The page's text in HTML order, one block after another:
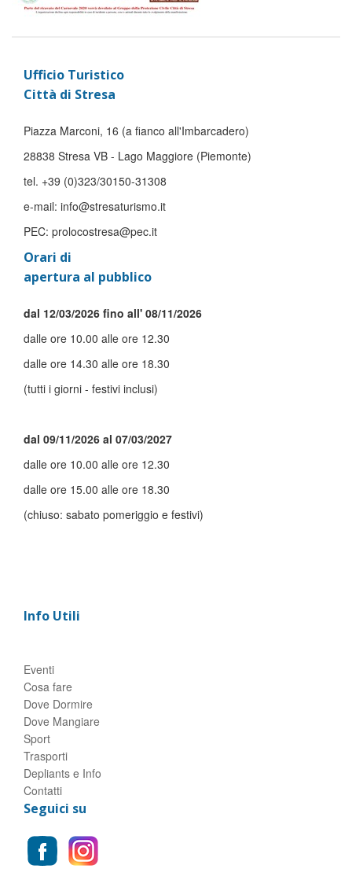
Ufficio Turistico
Città di Stresa
Piazza Marconi, 16 (a fianco all'Imbarcadero)
28838 Stresa VB - Lago Maggiore (Piemonte)
tel. +39 (0)323/30150-31308
e-mail: info@stresaturismo.it
PEC: prolocostresa@pec.it
Orari di
apertura al pubblico
dal 12/03/2026 fino all' 08/11/2026
dalle ore 10.00 alle ore 12.30
dalle ore 14.30 alle ore 18.30
(tutti i giorni - festivi inclusi)
dal 09/11/2026 al 07/03/2027
dalle ore 10.00 alle ore 12.30
dalle ore 15.00 alle ore 18.30
(chiuso: sabato pomeriggio e festivi)
Info Utili
Eventi
Cosa fare
Dove Dormire
Dove Mangiare
Sport
Trasporti
Depliants e Info
Contatti
Seguici su